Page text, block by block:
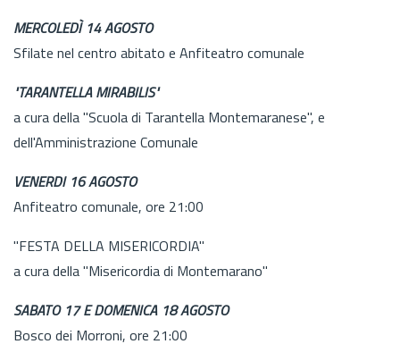
MERCOLEDÌ 14 AGOSTO
Sfilate nel centro abitato e Anfiteatro comunale
"TARANTELLA MIRABILIS"
a cura della "Scuola di Tarantella Montemaranese", e
dell'Amministrazione Comunale
VENERDI 16 AGOSTO
Anfiteatro comunale, ore 21:00
"FESTA DELLA MISERICORDIA"
a cura della "Misericordia di Montemarano"
SABATO 17 E DOMENICA 18 AGOSTO
Bosco dei Morroni, ore 21:00